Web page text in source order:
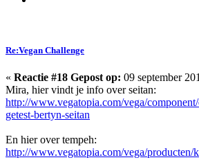
Re:Vegan Challenge
« Reactie #18 Gepost op: 09 september
Mira, hier vindt je info over seitan:
http://www.vegatopia.com/vega/
getest-bertyn-seitan
En hier over tempeh:
http://www.vegatopia.com/vega/producten/